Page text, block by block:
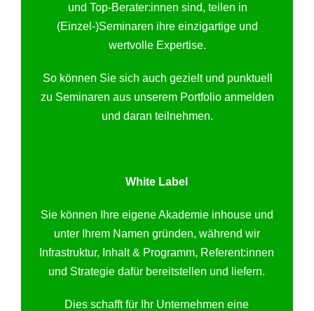
und Top-Berater:innen sind, teilen in
(Einzel-)Seminaren ihre einzigartige und
wertvolle Expertise.
So können Sie sich auch gezielt und punktuell
zu Seminaren aus unserem Portfolio anmelden
und daran teilnehmen.
White Label
Sie können Ihre eigene Akademie inhouse und
unter Ihrem Namen gründen, während wir
Infrastruktur, Inhalt & Programm, Referent:innen
und Strategie dafür bereitstellen und liefern.
Dies schafft für Ihr Unternehmen eine